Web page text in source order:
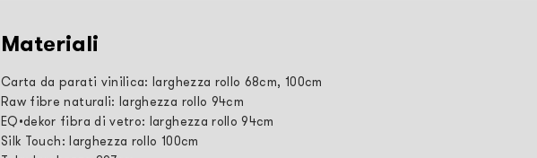
Materiali
Carta da parati vinilica: larghezza rollo 68cm, 100cm
Raw fibre naturali: larghezza rollo 94cm
EQ•dekor fibra di vetro: larghezza rollo 94cm
Silk Touch: larghezza rollo 100cm